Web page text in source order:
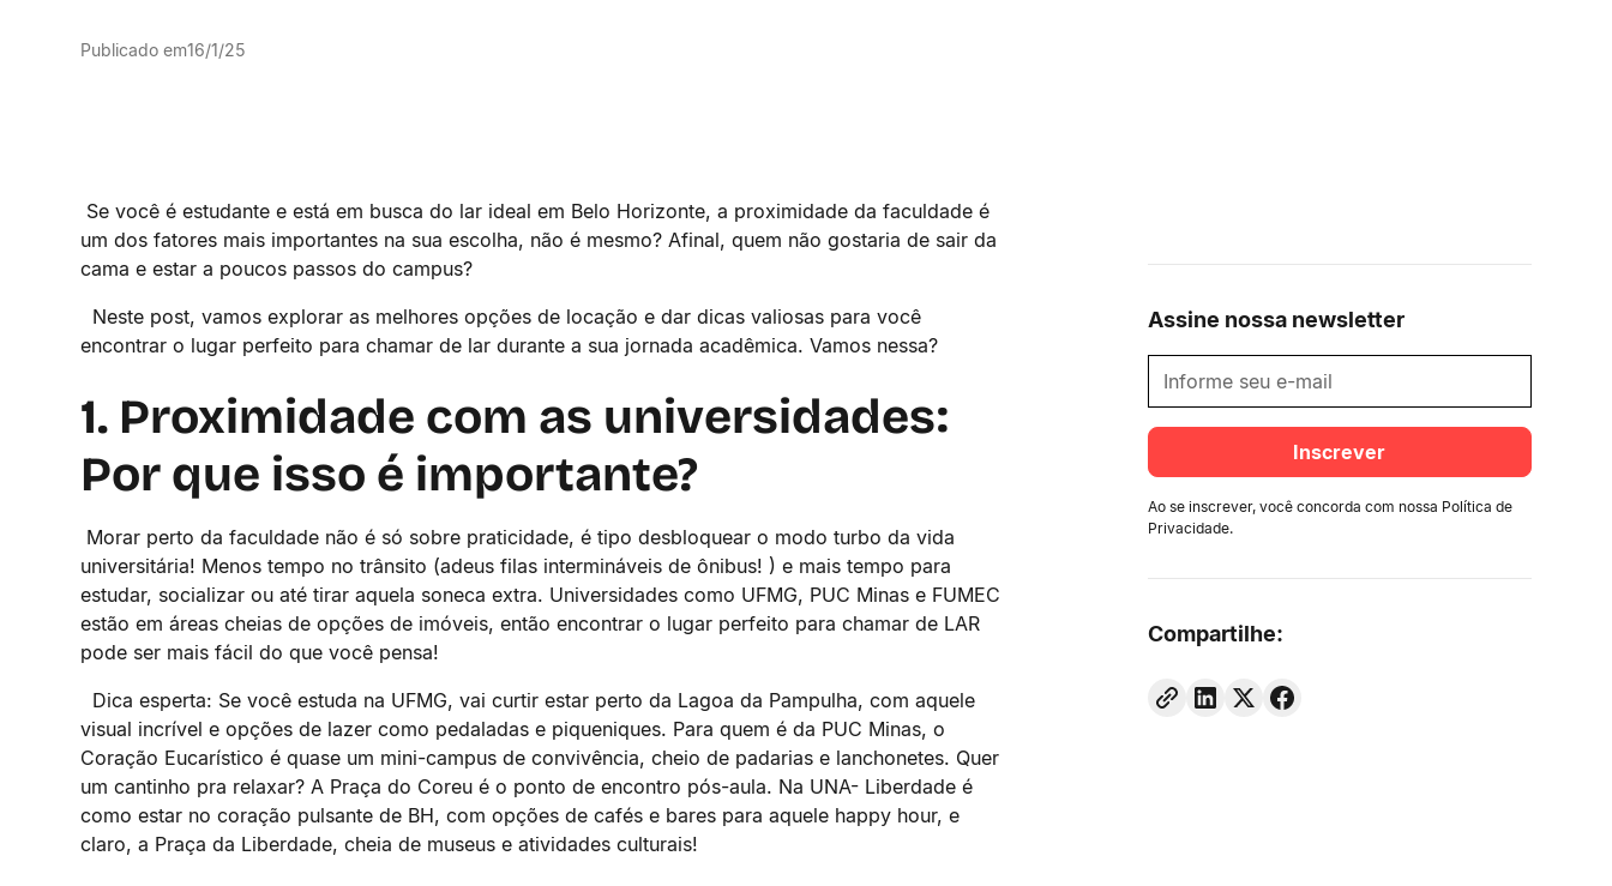
Publicado em16/1/25
Se você é estudante e está em busca do lar ideal em Belo Horizonte, a proximidade da faculdade é
um dos fatores mais importantes na sua escolha, não é mesmo? Afinal, quem não gostaria de sair da
cama e estar a poucos passos do campus?
Neste post, vamos explorar as melhores opções de locação e dar dicas valiosas para você
encontrar o lugar perfeito para chamar de lar durante a sua jornada acadêmica. Vamos nessa?
1. Proximidade com as universidades:
Por que isso é importante?
Morar perto da faculdade não é só sobre praticidade, é tipo desbloquear o modo turbo da vida
universitária! Menos tempo no trânsito (adeus filas intermináveis de ônibus! ) e mais tempo para
estudar, socializar ou até tirar aquela soneca extra. Universidades como UFMG, PUC Minas e FUMEC
estão em áreas cheias de opções de imóveis, então encontrar o lugar perfeito para chamar de LAR
pode ser mais fácil do que você pensa!
Dica esperta: Se você estuda na UFMG, vai curtir estar perto da Lagoa da Pampulha, com aquele
visual incrível e opções de lazer como pedaladas e piqueniques. Para quem é da PUC Minas, o
Coração Eucarístico é quase um mini-campus de convivência, cheio de padarias e lanchonetes. Quer
um cantinho pra relaxar? A Praça do Coreu é o ponto de encontro pós-aula. Na UNA- Liberdade é
como estar no coração pulsante de BH, com opções de cafés e bares para aquele happy hour, e
claro, a Praça da Liberdade, cheia de museus e atividades culturais!
Assine nossa newsletter
Ao se inscrever, você concorda com nossa Política de
Privacidade.
Compartilhe: